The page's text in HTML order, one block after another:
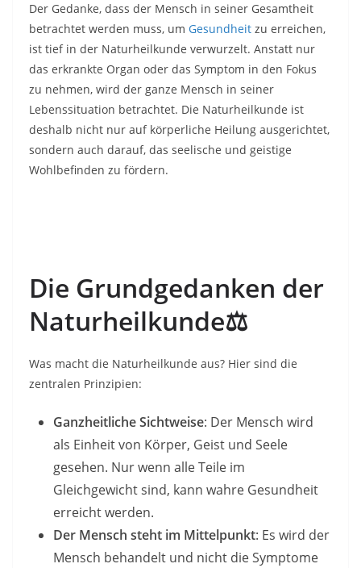
Der Gedanke, dass der Mensch in seiner Gesamtheit
betrachtet werden muss, um Gesundheit zu erreichen,
ist tief in der Naturheilkunde verwurzelt. Anstatt nur
das erkrankte Organ oder das Symptom in den Fokus
zu nehmen, wird der ganze Mensch in seiner
Lebenssituation betrachtet. Die Naturheilkunde ist
deshalb nicht nur auf körperliche Heilung ausgerichtet,
sondern auch darauf, das seelische und geistige
Wohlbefinden zu fördern.
Die Grundgedanken der
Naturheilkunde⚖️
Was macht die Naturheilkunde aus? Hier sind die
zentralen Prinzipien:
Ganzheitliche Sichtweise: Der Mensch wird
als Einheit von Körper, Geist und Seele
gesehen. Nur wenn alle Teile im
Gleichgewicht sind, kann wahre Gesundheit
erreicht werden.
Der Mensch steht im Mittelpunkt: Es wird der
Mensch behandelt und nicht die Symptome